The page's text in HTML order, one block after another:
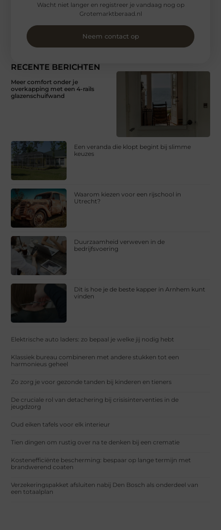
RECENTE BERICHTEN
Meer comfort onder je
overkapping met een 4-rails
glazenschuifwand
Een veranda die klopt begint bij slimme
keuzes
Waarom kiezen voor een rijschool in
Utrecht?
Duurzaamheid verweven in de
bedrijfsvoering
Dit is hoe je de beste kapper in Arnhem kunt
vinden
Elektrische auto laders: zo bepaal je welke jij nodig hebt
Klassiek bureau combineren met andere stukken tot een
harmonieus geheel
Zo zorg je voor gezonde tanden bij kinderen en tieners
De cruciale rol van detachering bij crisisinterventies in de
jeugdzorg
Oud eiken tafels voor elk interieur
Tien dingen om rustig over na te denken bij een crematie
Kostenefficiënte bescherming: bespaar op lange termijn met
brandwerend coaten
Verzekeringspakket afsluiten nabij Den Bosch als onderdeel van
een totaalplan
Wacht niet langer en registreer je vandaag nog op
Grotemarktberaad.nl
Neem contact op